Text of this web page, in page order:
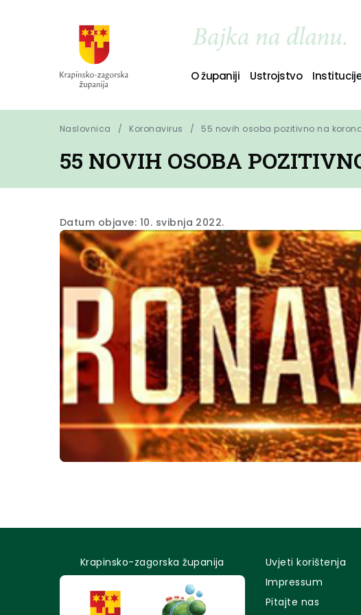
O županiji Ustrojstvo
Naslovnica Koronavirus 55 novih osoba pozitivno na
55 NOVIH OSOBA
Datum objave: 10. svibnja 2022.
Krapinsko-zagorska županija
Uvjeti korištenja
Impressum
Pitajte nas